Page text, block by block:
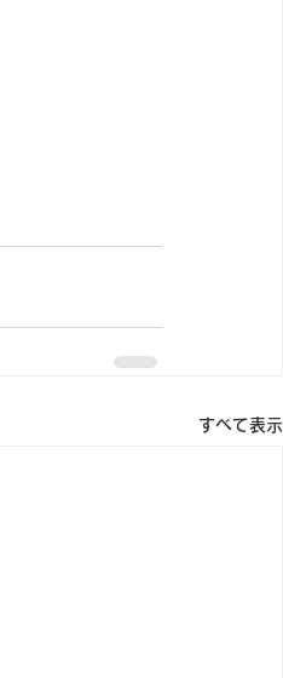
すべて表示